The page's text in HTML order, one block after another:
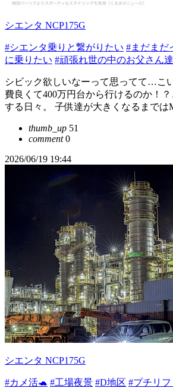
シエンタ NCP175G
#シエンタ乗りと繋がりたい #まだまだ
に乗りたい #頑張れ世の中のお父さん達
シビック欲しいなーって思ってて…こ
費良くて400万円台から行けるのか！
する日々。 子供達が大きくなるまでは
thumb_up 51
comment0
2026/06/19 19:44
シエンタ NCP175G
#カメ活🐢 #工場夜景 #D地区 #プチリ